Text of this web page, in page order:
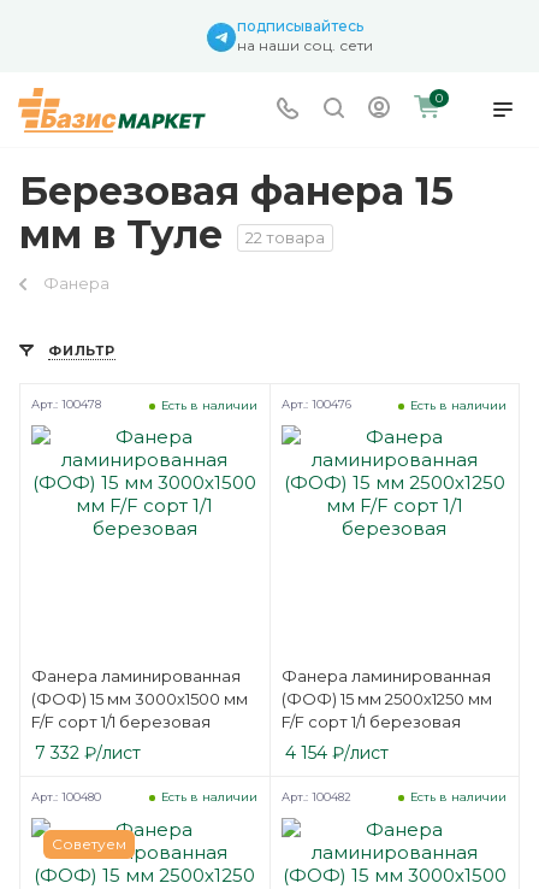
подписывайтесь
на наши соц. сети
0
Березовая фанера 15
мм в Туле
22 товара
Фанера
ФИЛЬТР
Фанера ламинированная
(ФОФ) 15 мм 3000х1500 мм
F/F сорт 1/1 березовая
Есть в наличии
Арт.: 100478
7 332 ₽/лист
Фанера ламинированная
(ФОФ) 15 мм 2500х1250 мм
F/F сорт 1/1 березовая
Есть в наличии
Арт.: 100476
4 154₽/лист
Советуем
Есть в наличии
Арт.: 100480 Есть в наличии
Арт.: 100482